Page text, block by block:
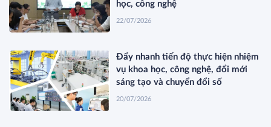
học, công nghệ
22/07/2026
Đẩy nhanh tiến độ thực hiện nhiệm
vụ khoa học, công nghệ, đổi mới
sáng tạo và chuyển đổi số
20/07/2026